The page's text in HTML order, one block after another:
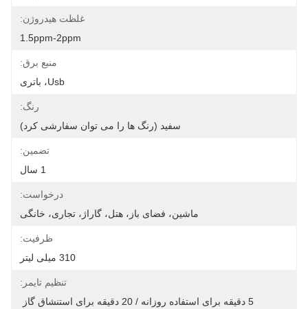
غلظت هیدروژن:
1.5ppm-2ppm
منبع برق:
Usb، باتری
رنگ:
سفید (رنگ ها را می توان سفارشی کرد)
تضمین:
درخواست:
ماشین، فضای باز، هتل، گاراژ، تجاری، خانگی
ظرفیت:
310 میلی لیتر
تنظیم تایمر:
5 دقیقه برای استفاده روزانه / 20 دقیقه برای استنشاق گاز